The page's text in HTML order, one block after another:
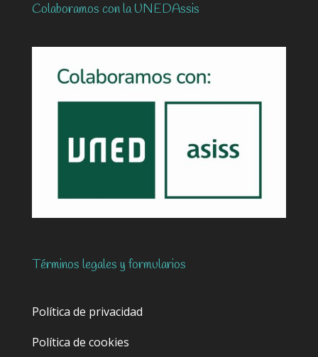
Colaboramos con la UNEDAssis
Términos legales y formularios
Política de privacidad
Política de cookies